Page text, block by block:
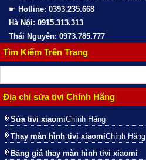
☛ Hotline: 0393.235.668
Hà Nội: 0915.313.313
Thái Nguyên: 0973.785.777
Tìm Kiếm Trên Trang
Địa chỉ sửa tivi Chính Hãng
Sửa tivi xiaomiChính Hãng
Thay màn hình tivi xiaomiChính Hãng
Bảng giá thay màn hình tivi xiaomi